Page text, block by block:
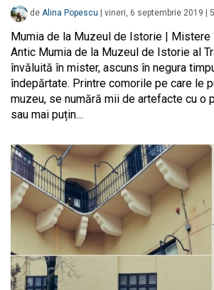
de Alina Popescu vineri, 6 septembrie 2019 5
Mumia de la Muzeul de Istorie | Mistere
Antic Mumia de la Muzeul de Istorie al
învăluită în mister, ascuns în negura
îndepărtate. Printre comorile pe care le
muzeu, se numără mii de artefacte cu o
sau mai puțin…